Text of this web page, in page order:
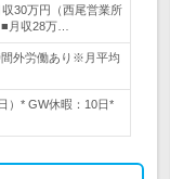
30万円（西尾営業所
月収28万…
外労働あり※月平均
）* GW休暇：10日*